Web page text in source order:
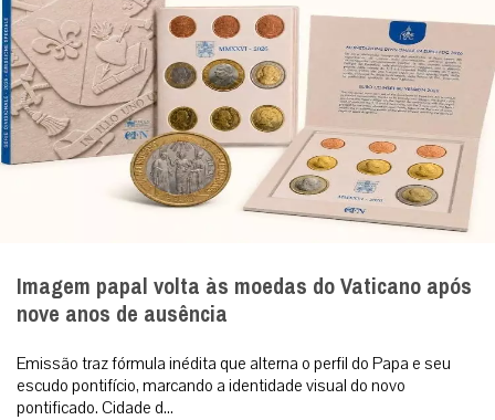
Imagem papal volta às moedas do Vaticano após
nove anos de ausência
Emissão traz fórmula inédita que alterna o perfil do Papa e seu
escudo pontifício, marcando a identidade visual do novo
pontificado. Cidade d...